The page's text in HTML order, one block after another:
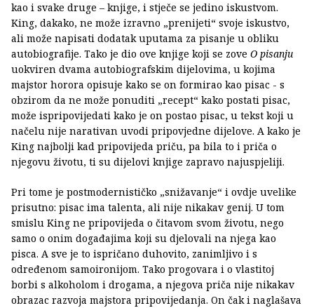
kao i svake druge – knjige, i stječe se jedino iskustvom.
King, dakako, ne može izravno „prenijeti“ svoje iskustvo,
ali može napisati dodatak uputama za pisanje u obliku
autobiografije. Tako je dio ove knjige koji se zove O pisanju
uokviren dvama autobiografskim dijelovima, u kojima
majstor horora opisuje kako se on formirao kao pisac - s
obzirom da ne može ponuditi „recept“ kako postati pisac,
može ispripovijedati kako je on postao pisac, u tekst koji u
načelu nije narativan uvodi pripovjedne dijelove. A kako je
King najbolji kad pripovijeda priču, pa bila to i priča o
njegovu životu, ti su dijelovi knjige zapravo najuspjeliji.
Pri tome je postmodernističko „snižavanje“ i ovdje uvelike
prisutno: pisac ima talenta, ali nije nikakav genij. U tom
smislu King ne pripovijeda o čitavom svom životu, nego
samo o onim događajima koji su djelovali na njega kao
pisca. A sve je to ispričano duhovito, zanimljivo i s
određenom samoironijom. Tako progovara i o vlastitoj
borbi s alkoholom i drogama, a njegova priča nije nikakav
obrazac razvoja majstora pripovijedanja. On čak i naglašava